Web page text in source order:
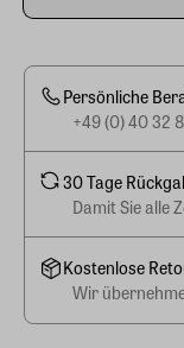
Persönliche
+49 (0) 40 32
30 Tage
Damit Sie alle
Kostenlose
Wir